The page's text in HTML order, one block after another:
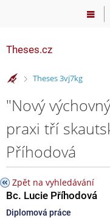
Theses.cz
>
Theses 3vj7kg
"Nový
praxi tří
Příhodová
Zpět na vyhledávání
Bc. Lucie Příhodová
Diplomová práce